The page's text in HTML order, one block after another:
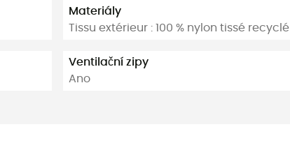
Materiály
Tissu extérieur : 100 % nylon tissé recyclé
Ventilační zipy
Ano